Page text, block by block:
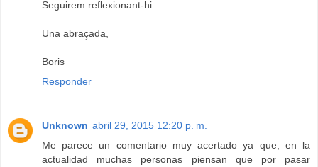
Seguirem reflexionant-hi.
Una abraçada,
Boris
Responder
Unknown abril 29, 2015 12:20 p. m.
Me parece un comentario muy acertado ya que, en la
actualidad muchas personas piensan que por pasar